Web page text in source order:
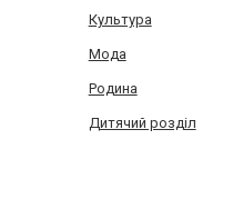
Культура
Мода
Родина
Дитячий розділ